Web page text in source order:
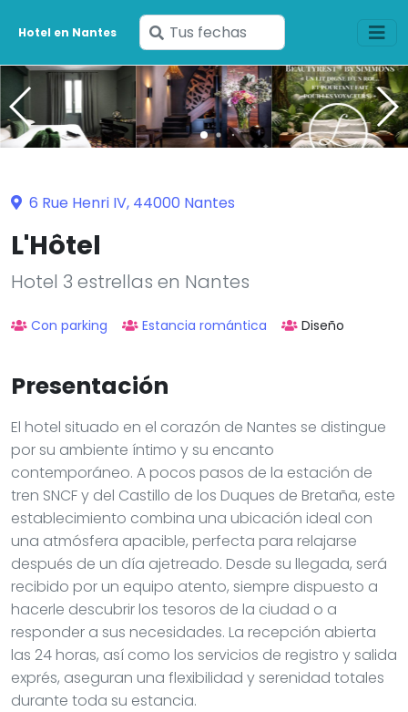
Hotel en Nantes
Ingresa
tus
fechas
6 Rue Henri IV, 44000 Nantes
L'Hôtel
Hotel 3 estrellas en Nantes
Con parking Estancia romántica Diseño
Presentación
El hotel situado en el corazón de Nantes se distingue
por su ambiente íntimo y su encanto
contemporáneo. A pocos pasos de la estación de
tren SNCF y del Castillo de los Duques de Bretaña, este
establecimiento combina una ubicación ideal con
una atmósfera apacible, perfecta para relajarse
después de un día ajetreado. Desde su llegada, será
recibido por un equipo atento, siempre dispuesto a
hacerle descubrir los tesoros de la ciudad o a
responder a sus necesidades. La recepción abierta
las 24 horas, así como los servicios de registro y salida
exprés, aseguran una flexibilidad y serenidad totales
durante toda su estancia.